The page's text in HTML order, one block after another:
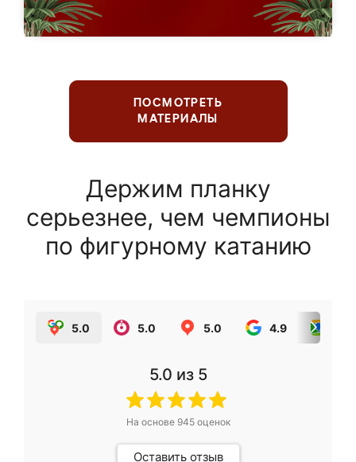
ПОСМОТРЕТЬ
МАТЕРИАЛЫ
Держим планку
серьезнее, чем чемпионы
по фигурному катанию
5.0 5.0 5.0 4.9
5.0 из 5
На основе 945оценок
Оставить отзыв